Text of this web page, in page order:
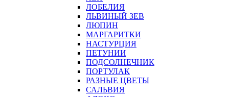
ЛОБЕЛИЯ
ЛЬВИНЫЙ ЗЕВ
ЛЮПИН
МАРГАРИТКИ
НАСТУРЦИЯ
ПЕТУНИИ
ПОДСОЛНЕЧНИК
ПОРТУЛАК
РАЗНЫЕ ЦВЕТЫ
САЛЬВИЯ